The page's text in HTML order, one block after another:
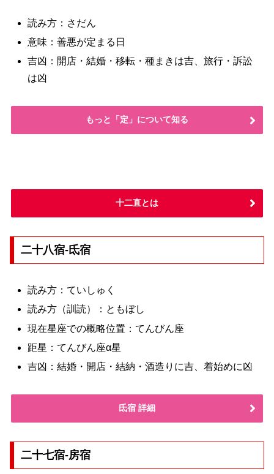
読み方：さだん
意味：善悪が定まる日
吉凶：開店・結婚・移転・種まきは吉、旅行・訴訟
は凶
もっと「定」について知る
十二直とは
二十八宿-氐宿
読み方：ていしゅく
読み方（訓読）：ともぼし
現在星座での概略位置：てんびん座
距星：てんびん座α星
吉凶：結婚・開店・結納・酒造りに吉、着始めに凶
氐宿 詳細
二十七宿-房宿